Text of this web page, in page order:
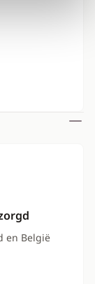
en België